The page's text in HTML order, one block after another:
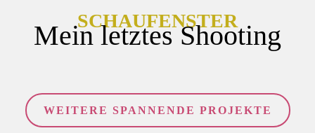
SCHAUFENSTER
Mein letztes Shooting
WEITERE SPANNENDE PROJEKTE